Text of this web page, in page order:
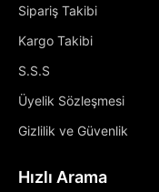
Sipariş Takibi
Kargo Takibi
S.S.S
Üyelik Sözleşmesi
Gizlilik ve Güvenlik
Hızlı Arama